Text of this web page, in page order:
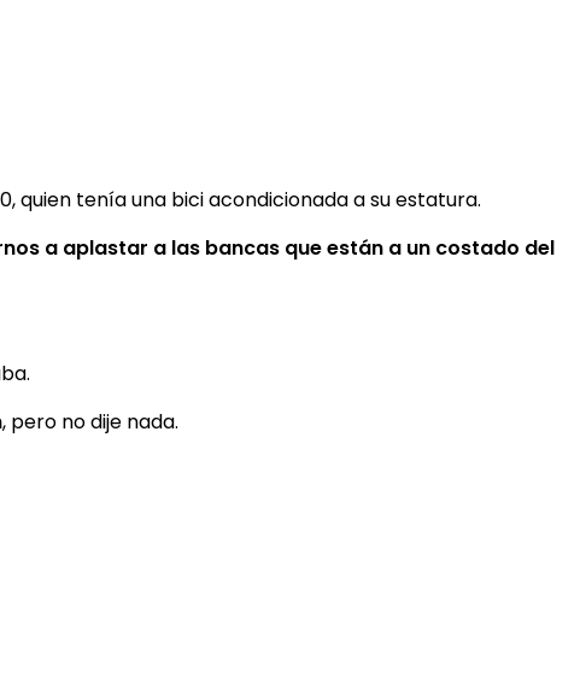
quien tenía una bici acondicionada a su estatura.
a aplastar a las bancas que están a un costado del
, pero no dije nada.